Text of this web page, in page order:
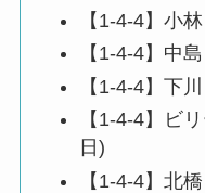
【1-4-4】小
【1-4-4】中
【1-4-4】下
【1-4-4】ビ
日)
【1-4-4】北